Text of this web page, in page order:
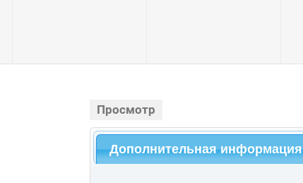
Просмотр
Дополнительная информация